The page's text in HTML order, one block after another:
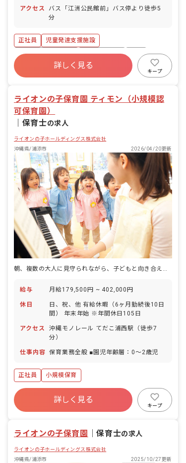
アクセス
バス「江洲公民館前」バス停より徒歩5
分
正社員
児童発達支援施設
年間休日120日以上
社会保険完備
昇給昇進あり
詳しく見る
キープ
ライオンの子保育園 ティモン（小規模認
可保育園）
保育士の求人
ライオンの子ホールディングス株式会社
沖縄県/浦添市
2026/04/20更新
朝、複数の大人に見守られながら、子どもと向き合える時間がここにある。
給与 月給179,500円 ~ 402,000円
休日
日、祝、他 有給休暇（6ヶ月勤続後10日
間） 年末年始 ※年間休日105日
アクセス
沖縄モノレール てだこ浦西駅（徒歩7
分）
仕事内容 保育業務全般 ■園児年齢層：0～2歳児
正社員 小規模保育
詳しく見る
キープ
ライオンの子保育園 ｜保育士の求人
ライオンの子ホールディングス株式会社
沖縄県/浦添市
2025/10/27更新